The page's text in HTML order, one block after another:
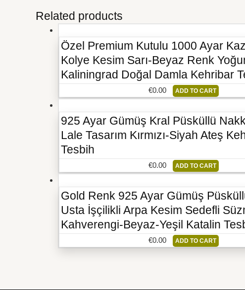
Related products
Özel Premium Kutulu 1000 Ayar
Kolye Kesim Sarı-Beyaz Renk
Kaliningrad Doğal Damla Kehribar
€0.00 ADD TO CART
925 Ayar Gümüş Kral Püsküllü
Lale Tasarım Kırmızı-Siyah Ateş
Tesbih
€0.00 ADD TO CART
Gold Renk 925 Ayar Gümüş
Usta İşçilikli Arpa Kesim Sedefli
Kahverengi-Beyaz-Yeşil Katalin
€0.00 ADD TO CART